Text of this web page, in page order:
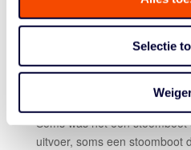
Selectie
Holland. “Maar wat is de
weer mogen? Clubs hebben
besteden. Welke sponsors
eruit? Over die zaken
Tot nu toe is het me goed
Soms was het een
uitvoer, soms een stoomboot